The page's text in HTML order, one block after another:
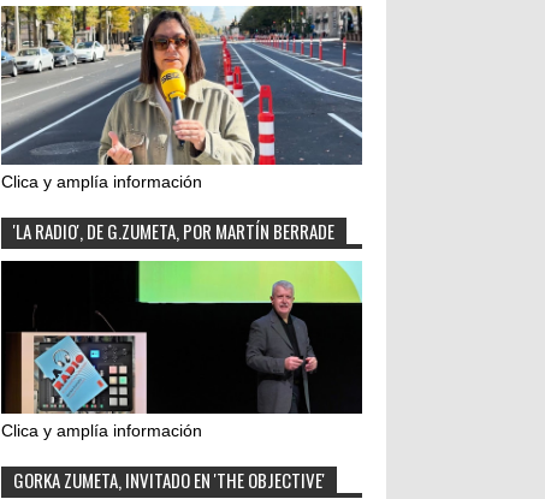
Clica y amplía información
'LA RADIO', DE G.ZUMETA, POR MARTÍN BERRADE
Clica y amplía información
GORKA ZUMETA, INVITADO EN 'THE OBJECTIVE'